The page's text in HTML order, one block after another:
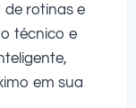
rotinas e
técnico e
em sua